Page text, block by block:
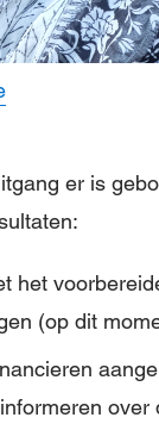
er is
het
(op dit